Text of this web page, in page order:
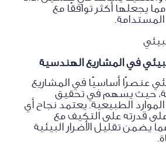
مما يجعلها أكثر توافقًا مع
في المشاريع الهندسية
عنصرًا أساسيًا في المشاريع
حيث يسهم في تحقيق
الطبيعية. يعتمد نجاح أي
قدرته على التكيف مع
يضمن تقليل الأضرار البيئية